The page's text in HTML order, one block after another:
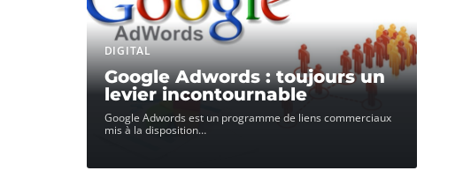
DIGITAL
Google Adwords : toujours un
levier incontournable
Google Adwords est un programme de liens commerciaux
mis à la disposition…